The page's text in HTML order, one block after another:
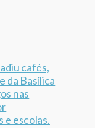
cafés,
da Basílica
nas
e escolas.